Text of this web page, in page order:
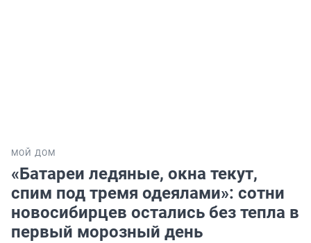
МОЙ ДОМ
«Батареи ледяные, окна текут,
спим под тремя одеялами»: сотни
новосибирцев остались без тепла в
первый морозный день